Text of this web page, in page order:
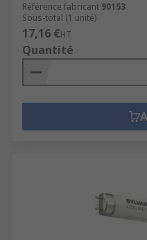
Référence fabricant 90153
Sous-total (1 unité)
17,16 €HT
Quantité